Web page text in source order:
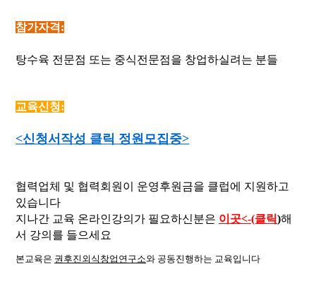
참가자격:
탕수육 전문점 또는 중식전문점을 창업하실려는 분들
교육신청:
<신청서작성 클릭 정원모집중>
협력업체 및 협력회원이 운영후원금을 클럽에 지원하고
있습니다
지나간 교육 온라인강의가 필요하신분은 이곳<-(클릭)해
서 강의를 들으세요
본교육은 권후진외식창업연구소와 공동진행하는 교육입니다